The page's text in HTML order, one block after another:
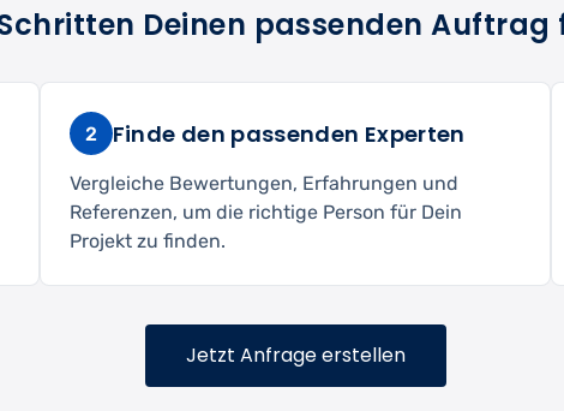
Deinen passenden Auftrag
2 Finde den passenden Experten
Vergleiche Bewertungen, Erfahrungen und
Referenzen, um die richtige Person für Dein
Projekt zu finden.
Jetzt Anfrage erstellen